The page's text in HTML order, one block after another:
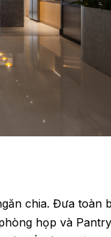
chia. Đưa toàn
họp và